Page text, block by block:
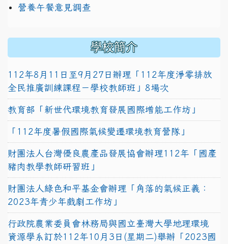
營養午餐意見調查
學校簡介
112年8月11日至9月27日辦理「112年度淨零排放
全民推廣訓練課程－學校教師班」8場次
教育部「新世代環境教育發展國際增能工作坊」
「112年度暑假國際氣候變遷環境教育營隊」
財團法人台灣優良農產品發展協會辦理112年「國產
豬肉教學教師研習班」
財團法人綠色和平基金會辦理「角落的氣候正義：
2023年青少年戲劇工作坊」
行政院農業委員會林務局與國立臺灣大學地理環境
資源學系訂於112年10月3日(星期二)舉辦「2023國